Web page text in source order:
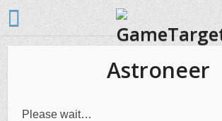
Astroneer
Please wait…